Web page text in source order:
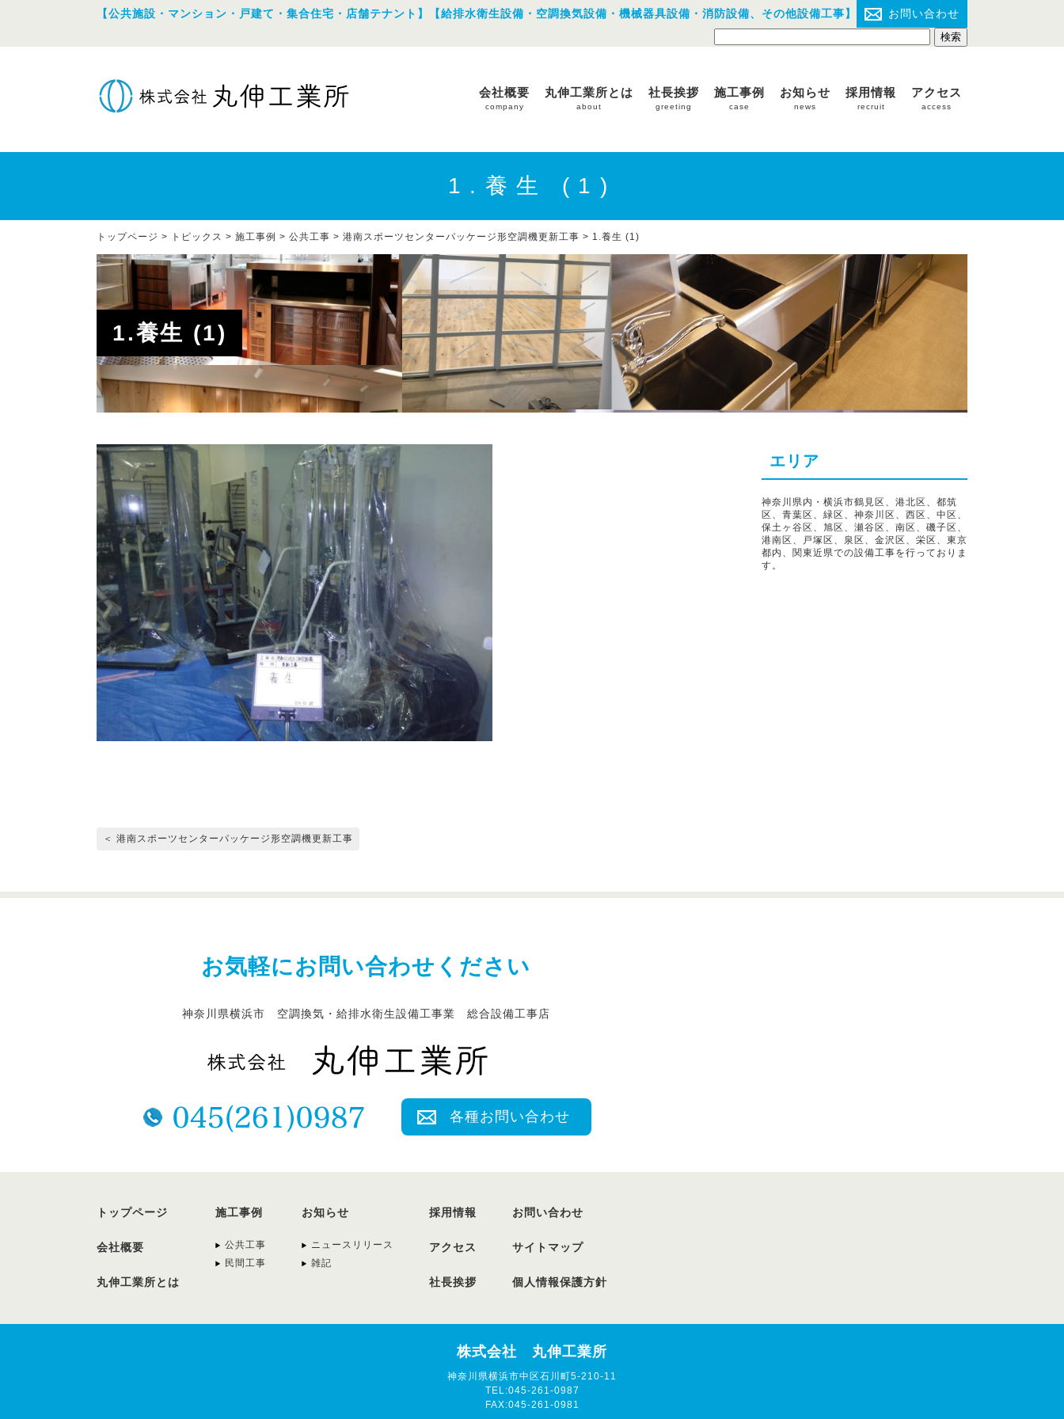
【公共施設・マンション・戸建て・集合住宅・店舗テナント】【給排水衛生設備・空調換気設備・機械器具設備・消防設備、その他設備工事】 お問い合わせ
会社概要
company
丸伸工業所とは
about
社長挨拶
greeting
施工事例
case
お知らせ
news
採用情報
recruit
アクセス
access
1.養生 (1)
トップページ > トピックス > 施工事例 > 公共工事 > 港南スポーツセンターパッケージ形空調機更新工事 > 1.養生 (1)
1.養生 (1)
＜ 港南スポーツセンターパッケージ形空調機更新工事
エリア
神奈川県内・横浜市鶴見区、港北区、都筑
区、青葉区、緑区、神奈川区、西区、中区、
保土ヶ谷区、旭区、瀬谷区、南区、磯子区、
港南区、戸塚区、泉区、金沢区、栄区、東京
都内、関東近県での設備工事を行っておりま
す。
お気軽にお問い合わせください
神奈川県横浜市 空調換気・給排水衛生設備工事業 総合設備工事店
各種お問い合わせ
トップページ
会社概要
丸伸工業所とは
施工事例
公共工事
民間工事
お知らせ
ニュースリリース
雑記
採用情報
アクセス
社長挨拶
お問い合わせ
サイトマップ
個人情報保護方針
株式会社 丸伸工業所
神奈川県横浜市中区石川町5-210-11
TEL:045-261-0987
FAX:045-261-0981